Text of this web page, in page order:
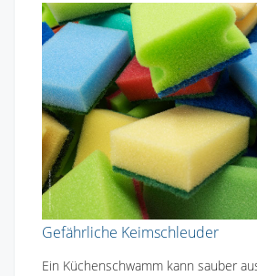
Gefährliche Keimschleuder
Ein Küchenschwamm kann sauber